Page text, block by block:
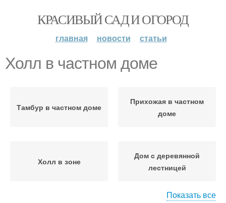
КРАСИВЫЙ САД И ОГОРОД
главная новости статьи
Холл в частном доме
Тамбур в частном доме
Прихожая в частном
доме
Холл в зоне
Дом с деревянной
лестницей
Показать все